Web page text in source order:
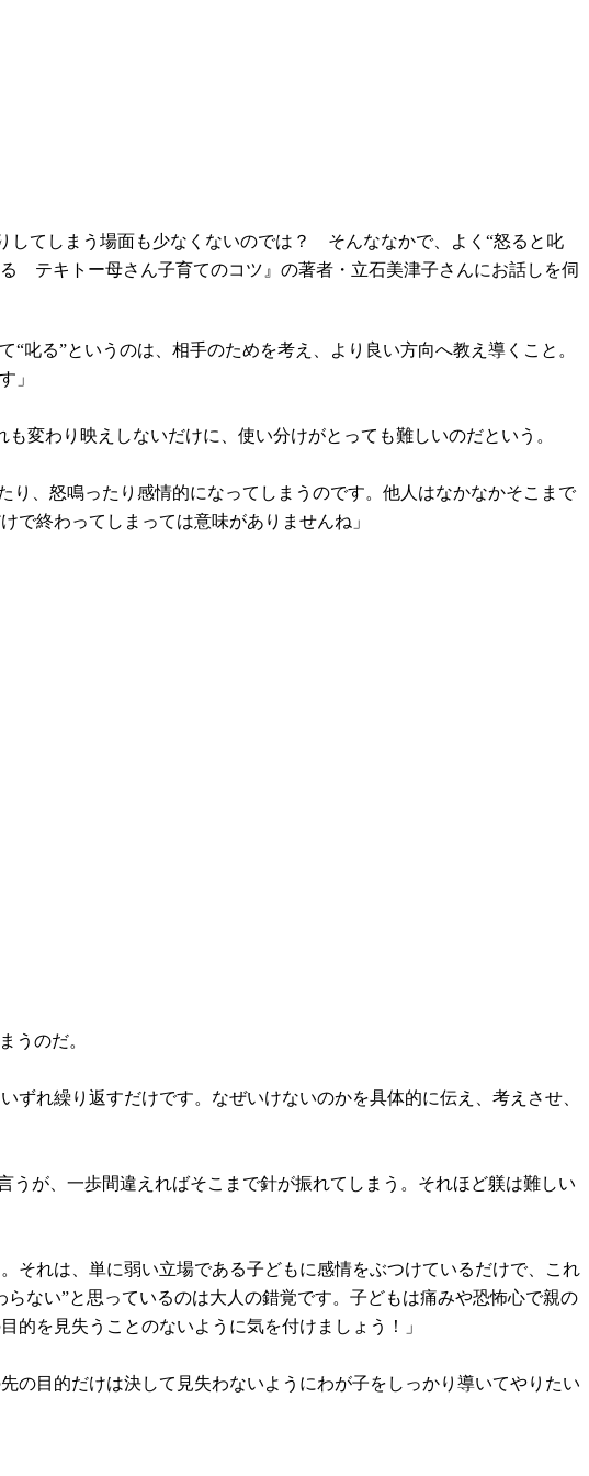
してしまう場面も少なくないのでは？ そんななかで、よく“怒ると叱
テキトー母さん子育てのコツ』の著者・立石美津子さんにお話しを伺
叱る”というのは、相手のためを考え、より良い方向へ教え導くこと。
」
変わり映えしないだけに、使い分けがとっても難しいのだという。
り、怒鳴ったり感情的になってしまうのです。他人はなかなかそこまで
で終わってしまっては意味がありませんね」
うのだ。
ずれ繰り返すだけです。なぜいけないのかを具体的に伝え、考えさせ、
うが、一歩間違えればそこまで針が振れてしまう。それほど躾は難しい
それは、単に弱い立場である子どもに感情をぶつけているだけで、これ
ない”と思っているのは大人の錯覚です。子どもは痛みや恐怖心で親の
を見失うことのないように気を付けましょう！」
の目的だけは決して見失わないようにわが子をしっかり導いてやりたい